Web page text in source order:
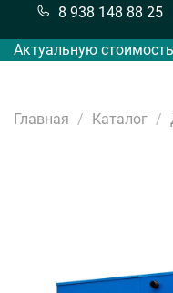
8 938 148 88 25
Актуальную
Главная Каталог